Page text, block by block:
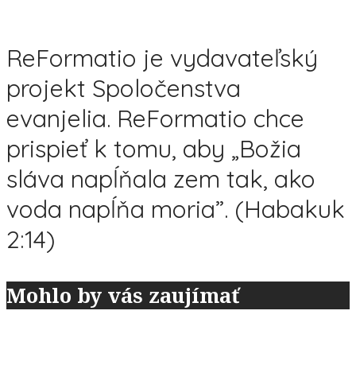
ReFormatio je vydavateľský
projekt Spoločenstva
evanjelia. ReFormatio chce
prispieť k tomu, aby „Božia
sláva napĺňala zem tak, ako
voda napĺňa moria”. (Habakuk
2:14)
Mohlo by vás zaujímať